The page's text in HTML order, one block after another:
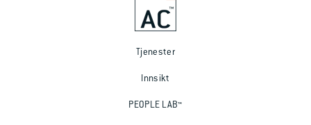
Tjenester
Innsikt
PEOPLE LAB™